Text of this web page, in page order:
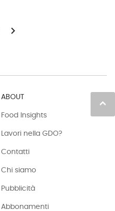
chevron_right
keyboard_arrow_up
ABOUT
Food Insights
Lavori nella GDO?
Contatti
Chi siamo
Pubblicità
Abbonamenti